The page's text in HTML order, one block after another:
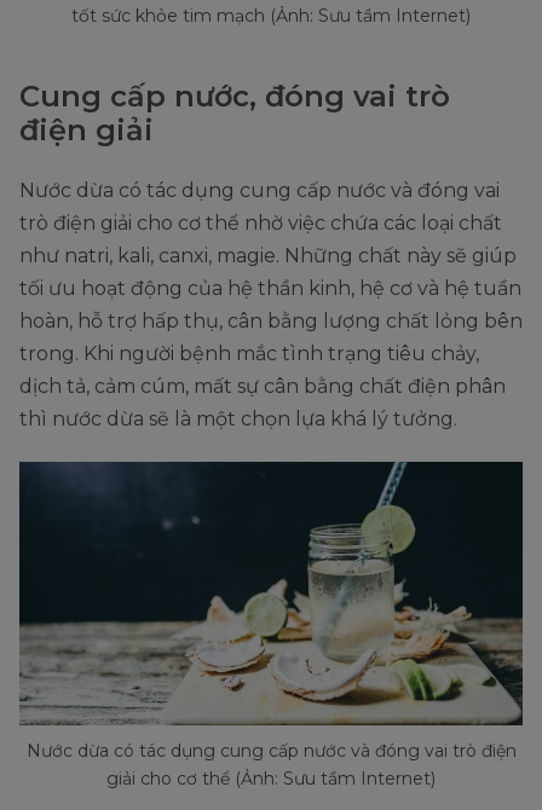
tốt sức khỏe tim mạch (Ảnh: Sưu tầm Internet)
Cung cấp nước, đóng vai trò
điện giải
Nước dừa có tác dụng cung cấp nước và đóng vai
trò điện giải cho cơ thể nhờ việc chứa các loại chất
như natri, kali, canxi, magie. Những chất này sẽ giúp
tối ưu hoạt động của hệ thần kinh, hệ cơ và hệ tuần
hoàn, hỗ trợ hấp thụ, cân bằng lượng chất lỏng bên
trong. Khi người bệnh mắc tình trạng tiêu chảy,
dịch tả, cảm cúm, mất sự cân bằng chất điện phân
thì nước dừa sẽ là một chọn lựa khá lý tưởng.
Nước dừa có tác dụng cung cấp nước và đóng vai trò điện
giải cho cơ thể (Ảnh: Sưu tầm Internet)